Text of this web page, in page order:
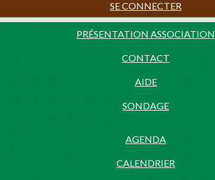
SE CONNECTER
PRÉSENTATION ASSOCIATION
CONTACT
AIDE
SONDAGE
AGENDA
CALENDRIER